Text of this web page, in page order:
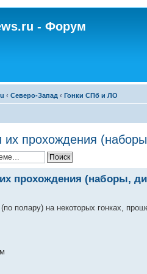
- Форум
‹ Северо-Запад ‹ Гонки СПб и ЛО
прохождения
прохождения (наборы,
полару) на некоторых гонках,